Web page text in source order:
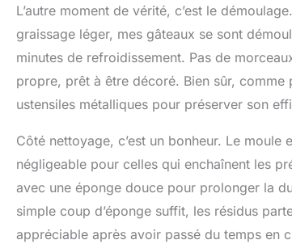
L’autre moment de vérité, c’est le
graissage léger, mes gâteaux se sont
minutes de refroidissement. Pas de
propre, prêt à être décoré. Bien sûr,
ustensiles métalliques pour préserver son
Côté nettoyage, c’est un bonheur. Le
négligeable pour celles qui enchaînent les
avec une éponge douce pour prolonger la
simple coup d’éponge suffit, les résidus
appréciable après avoir passé du temps en